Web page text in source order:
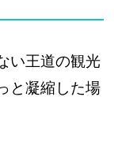
い王道の観光
と凝縮した場